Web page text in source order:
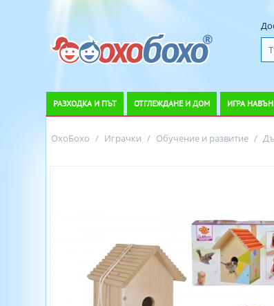
РАЗХОДКА И ПЪТ ОТГЛЕЖДАНЕ И ДОМ ИГРА НАВЪН
ОхоБохо / Играчки / Обучение и развитие /